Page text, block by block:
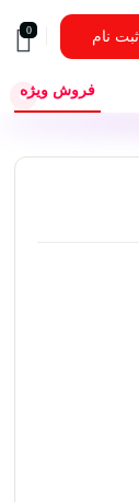
نام 0
فروش ویژه